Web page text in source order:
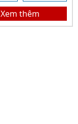
Xem thêm